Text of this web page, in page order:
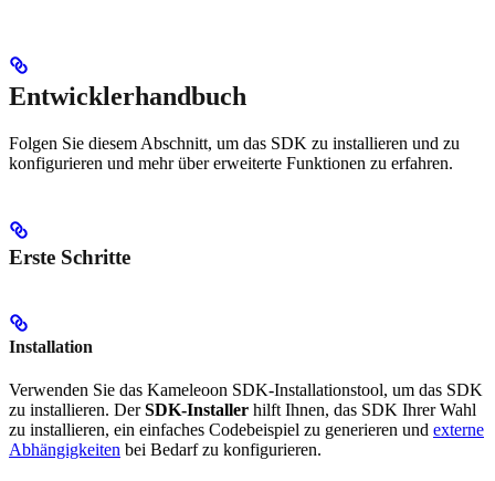
Entwicklerhandbuch
Folgen Sie diesem Abschnitt, um das SDK zu installieren und zu
konfigurieren und mehr über erweiterte Funktionen zu erfahren.
Erste Schritte
Installation
Verwenden Sie das Kameleoon SDK-Installationstool, um das SDK
zu installieren. DerSDK-Installer hilft Ihnen, das SDK Ihrer Wahl
zu installieren, ein einfaches Codebeispiel zu generieren und externe
Abhängigkeiten bei Bedarf zu konfigurieren.